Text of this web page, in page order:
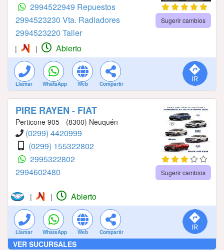
2994522949 Repuestos
2994523230 Vta. Radiadores
2994523220 Taller
Sugerir cambios
| | Abierto
Llamar WhatsApp Web Compartir
PIRE RAYEN - FIAT
Perticone 905 - (8300) Neuquén
(0299) 4420999
(0299) 155322802
2995322802
2994602480
Sugerir cambios
| | Abierto
Llamar WhatsApp Web Compartir
VER SUCURSALES